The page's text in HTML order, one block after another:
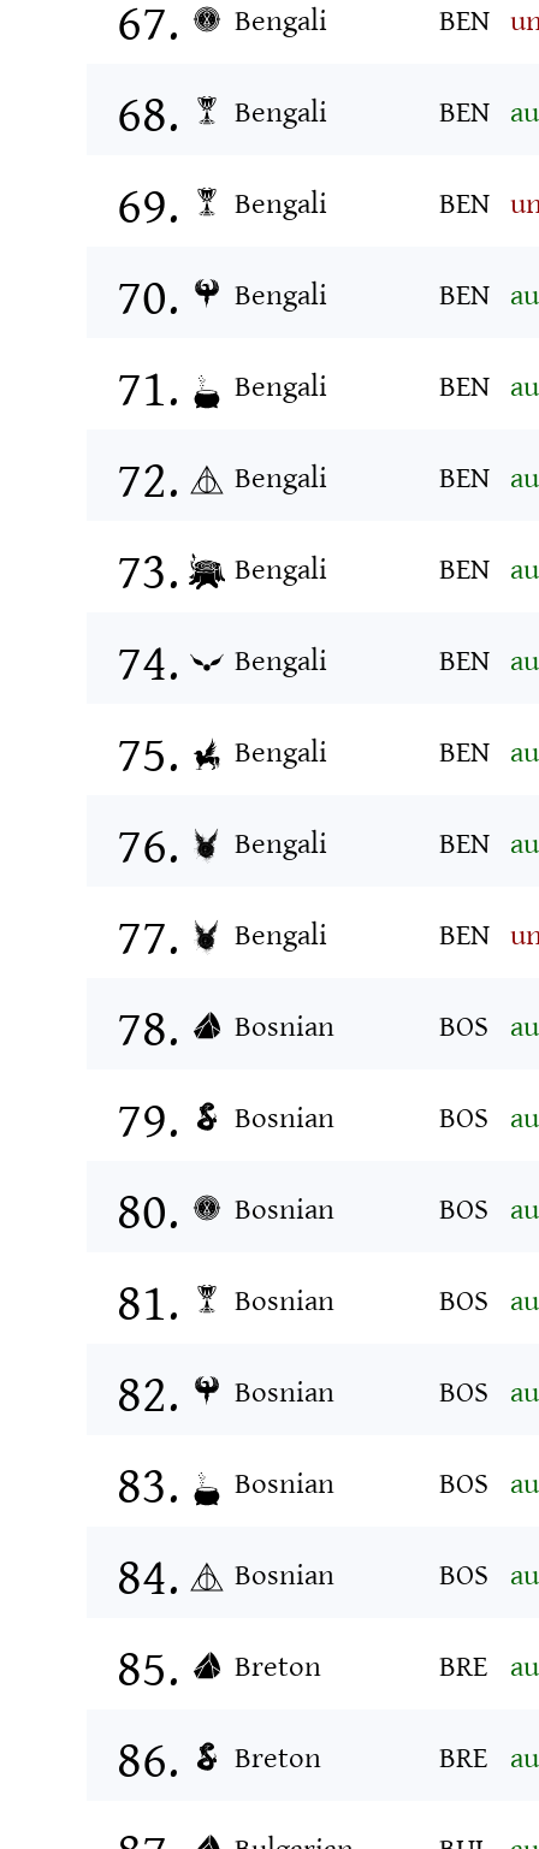
Bengali
BEN
Bengali
BEN
Bengali
BEN
Bengali
BEN
Bengali
BEN
Bengali
BEN
Bengali
BEN
Bengali
BEN
Bengali
BEN
Bengali
BEN
Bengali
BEN
Bosnian
BOS
Bosnian
BOS
Bosnian
BOS
Bosnian
BOS
Bosnian
BOS
Bosnian
BOS
Bosnian
BOS
Breton
BRE
Breton
BRE